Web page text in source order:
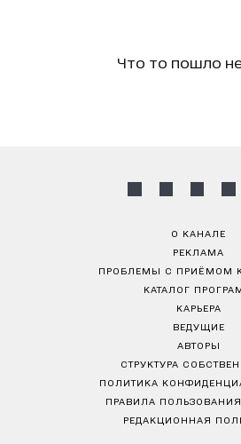
Что то пошло не
О КАНАЛЕ
РЕКЛАМА
ПРОБЛЕМЫ С ПРИЁМОМ
КАТАЛОГ
КАРЬЕРА
ВЕДУЩИЕ
АВТОРЫ
СТРУКТУРА
ПОЛИТИКА
ПРАВИЛА
РЕДАКЦИОННАЯ